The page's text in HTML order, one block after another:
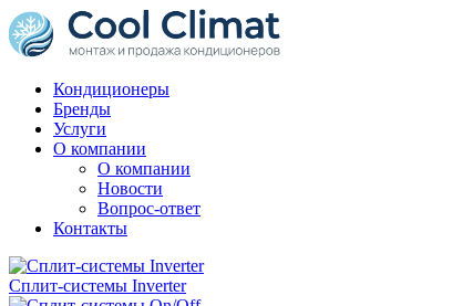
Кондиционеры
Бренды
Услуги
О компании
О компании
Новости
Вопрос-ответ
Контакты
Сплит-системы Inverter